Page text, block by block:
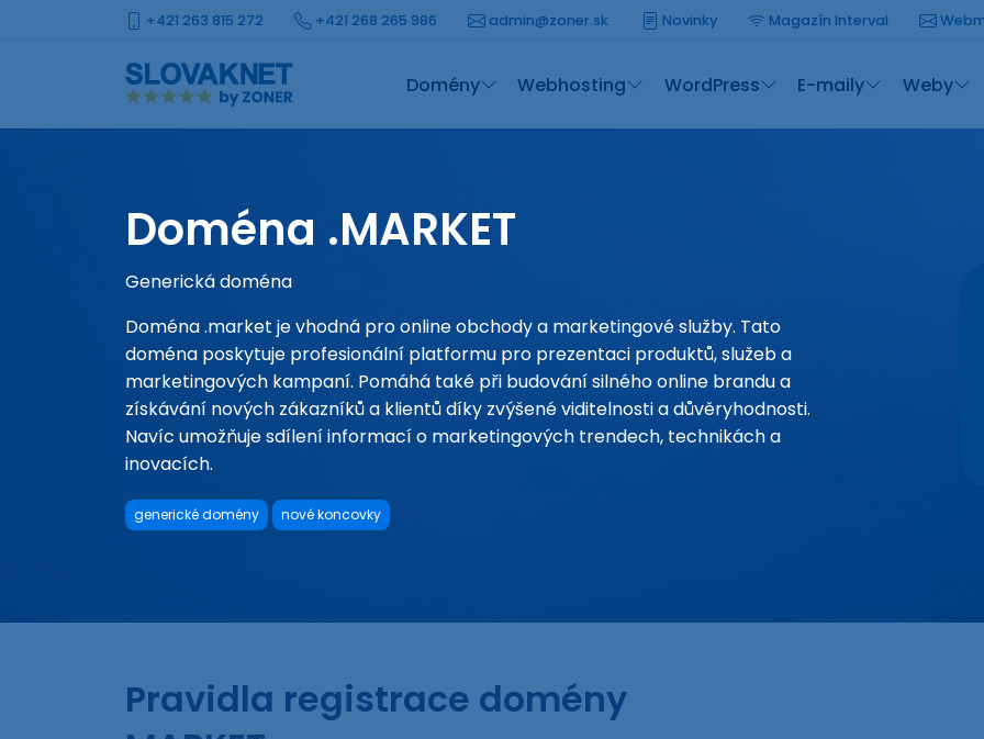
+421 263 815 272 +421 268 265 986 admin@zoner.sk Novinky Magazín Interval
Domény Webhosting WordPress E-maily Weby
Doména .MARKET
Generická doména
Doména .market je vhodná pro online obchody a marketingové služby. Tato
doména poskytuje profesionální platformu pro prezentaci produktů, služeb a
marketingových kampaní. Pomáhá také při budování silného online brandu a
získávání nových zákazníků a klientů díky zvýšené viditelnosti a důvěryhodnosti.
Navíc umožňuje sdílení informací o marketingových trendech, technikách a
inovacích.
generické domény nové koncovky
Pravidla registrace domény